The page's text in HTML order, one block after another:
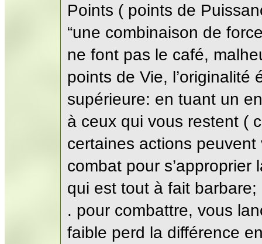
Points ( points de
“une combinaison de
ne font pas le café,
points de Vie, l’originalité
supérieure: en tuant un
à ceux qui vous restent (
certaines actions
combat pour
qui est tout à fait
. pour combattre, vous
faible perd la différence